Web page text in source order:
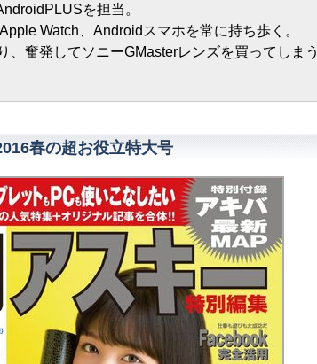
を担当。
Watch、Androidスマホを常に持ち歩く。
、奮発してソニーGMasterレンズを買ってしまう
春の超お役立特大号